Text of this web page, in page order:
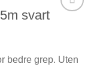
Legg til i
svart
bedre grep. Uten